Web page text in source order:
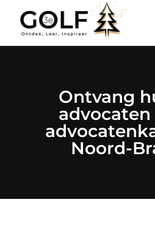
Ontvang
Noord-